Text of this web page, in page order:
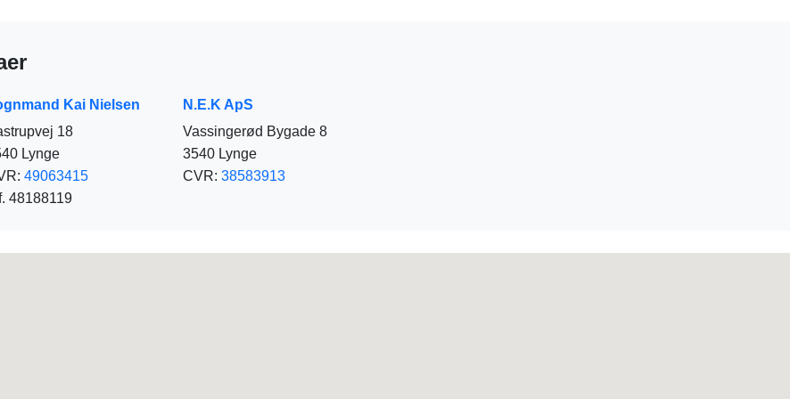
Kai Nielsen
18
Lynge
49063415
48188119
N.E.K ApS
Vassingerød Bygade 8
3540 Lynge
CVR: 38583913